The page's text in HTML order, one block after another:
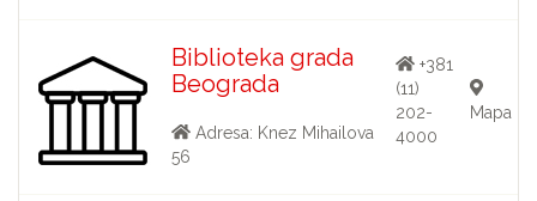
Biblioteka grada
Beograda
Adresa: Knez Mihailova
56
+381
(11)
202-
4000
Mapa